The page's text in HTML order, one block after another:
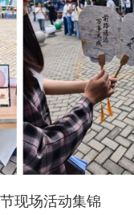
现场活动集锦